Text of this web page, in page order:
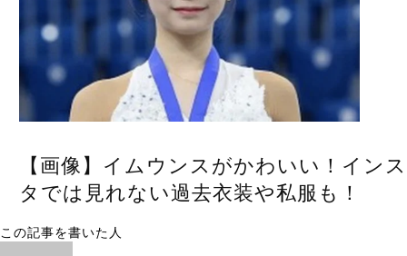
【画像】イムウンスがかわいい！インス
タでは見れない過去衣装や私服も！
この記事を書いた人